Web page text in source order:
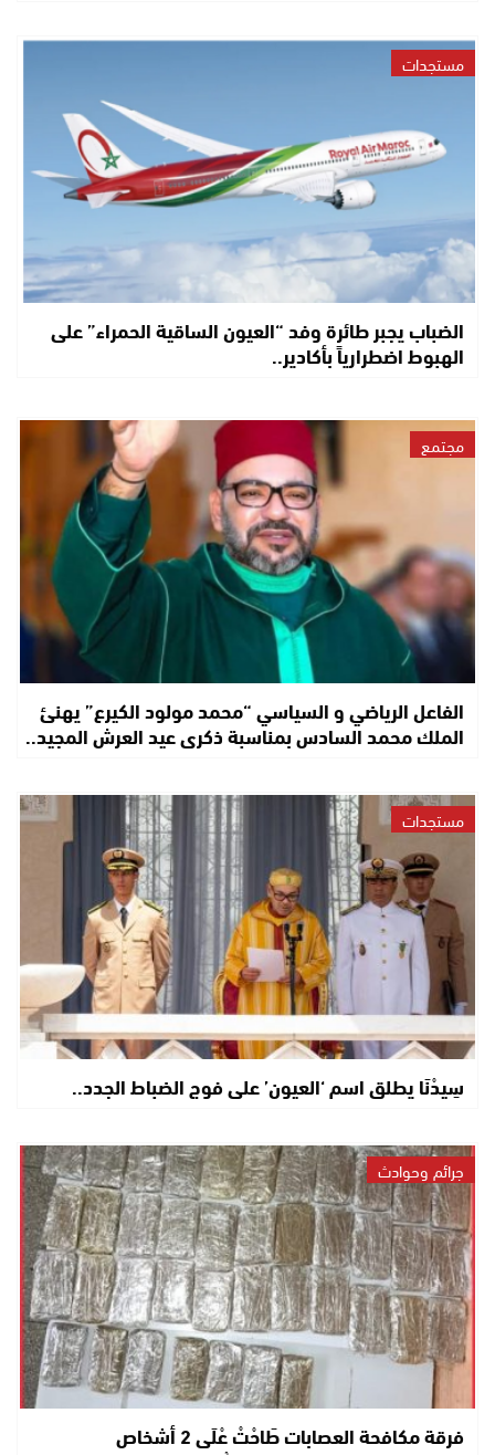
مستجدات
الضباب يجبر طائرة وفد “العيون الساقية الحمراء” على
الهبوط اضطرارياً بأكادير..
مجتمع
الفاعل الرياضي و السياسي “محمد مولود الكيرع” يهنئ
الملك محمد السادس بمناسبة ذكرى عيد العرش المجيد..
مستجدات
سِيدْنَا يطلق اسم ‘العيون’ على فوج الضباط الجدد..
جرائم وحوادث
فرقة مكافحة العصابات طَاحْتْ عْلَى 2 أشخاص